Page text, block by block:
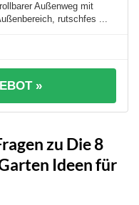
Außenweg mit
rutschfes ...
»
zu Die 8
Ideen für